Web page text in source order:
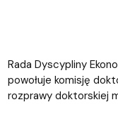
Rada Dyscypliny
powołuje komisję
rozprawy doktorskiej